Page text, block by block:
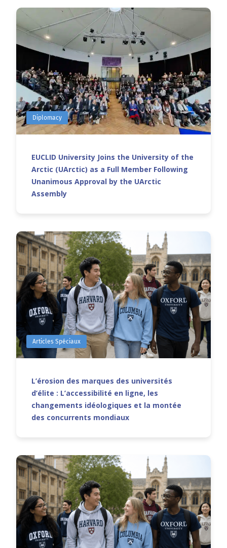
Diplomacy
EUCLID University Joins the University of the
Arctic (UArctic) as a Full Member Following
Unanimous Approval by the UArctic
Assembly
Articles Spéciaux
L’érosion des marques des universités
d’élite : L’accessibilité en ligne, les
changements idéologiques et la montée
des concurrents mondiaux